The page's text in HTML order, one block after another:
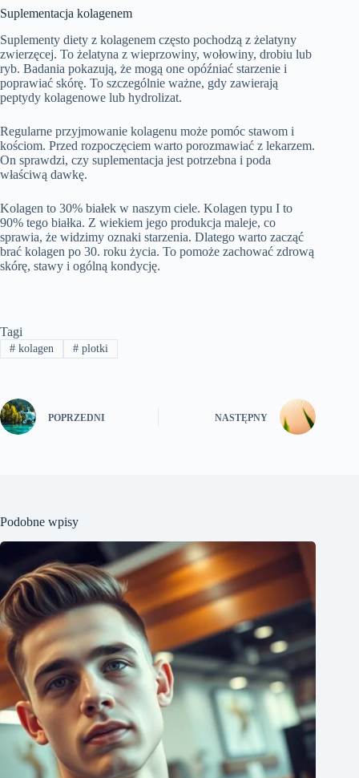
Suplementacja kolagenem
Suplementy diety z kolagenem często pochodzą z żelatyny
zwierzęcej. To żelatyna z wieprzowiny, wołowiny, drobiu lub
ryb. Badania pokazują, że mogą one opóźniać starzenie i
poprawiać skórę. To szczególnie ważne, gdy zawierają
peptydy kolagenowe lub hydrolizat.
Regularne przyjmowanie kolagenu może pomóc stawom i
kościom. Przed rozpoczęciem warto porozmawiać z lekarzem.
On sprawdzi, czy suplementacja jest potrzebna i poda
właściwą dawkę.
Kolagen to 30% białek w naszym ciele. Kolagen typu I to
90% tego białka. Z wiekiem jego produkcja maleje, co
sprawia, że widzimy oznaki starzenia. Dlatego warto zacząć
brać kolagen po 30. roku życia. To pomoże zachować zdrową
skórę, stawy i ogólną kondycję.
Tagi
#kolagen #plotki
POPRZEDNI NASTĘPNY
Podobne wpisy